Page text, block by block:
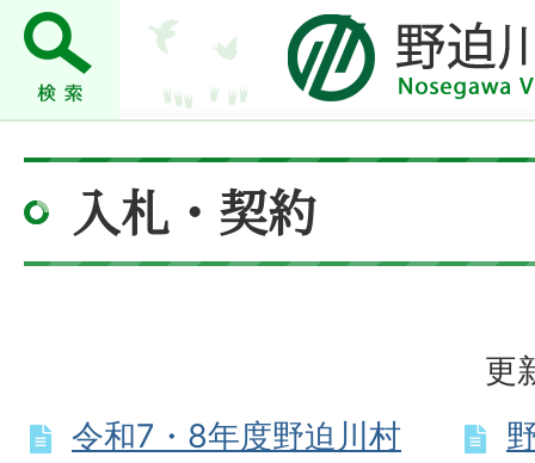
入札・契約
更
令和7・8年度野迫川村